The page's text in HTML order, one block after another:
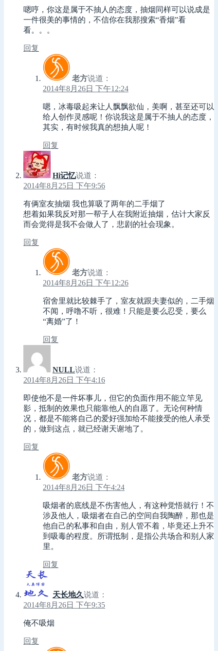
嗯哼，你这是属于不抽人的态度，抽烟同样可以说成是
一件很美的事情的，不信你在我那搜索“香烟”看
看。。。
回复
老方说道：
2014年8月26日 下午12:24
嗯，冰毒吸起来让人飘飘欲仙，美啊，甚至还可以
给人创作灵感呢！你说我这是属于不抽人的态度，
其实，有时候我真的想抽人呢！
回复
Hi记忆说道：
2014年8月25日 下午9:56
有俩室友抽烟 我也算吸了两年的二手烟了
想着如果我反对那一帮子人在我附近抽烟，估计大家反
而会觉得是我不会做人了，悲剧的社会现象。
回复
老方说道：
2014年8月26日 下午12:26
宿舍里就比较棘手了，室友就跟夫妻似的，二手烟
不闻，呼噜不听，很难！只能是要么忍受，要么
“离婚”了！
回复
NULL说道：
2014年8月26日 下午4:16
即使他不是一件坏事儿，但它的负面作用不能立竿见
影，抵制的效果也只能靠他人的自愿了。无论何种情
况，都是不能将自己的爱好强加给不能接受的他人承受
的，做到这点，就已经谢天谢地了。
回复
老方说道：
2014年8月26日 下午4:24
吸烟者的底线是不伤害他人，有这种觉悟就行！不
涉及他人，吸烟者在自己的空间自我陶醉，那也是
他自己的私事和自由，别人管不着，毕竟还上升不
到吸毒的程度。所谓抵制，是指公共场合和别人家
里。
回复
天长地久说道：
2014年8月26日 下午9:35
俺不吸烟
回复